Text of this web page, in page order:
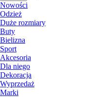
Nowości
Odzież
Duże rozmiary
Buty
Bielizna
Sport
Akcesoria
Dla niego
Dekoracja
Wyprzedaż
Marki